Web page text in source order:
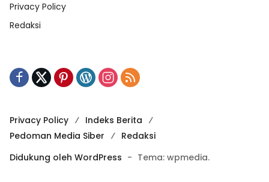
Privacy Policy
Redaksi
Privacy Policy
Indeks Berita
Pedoman Media Siber
Redaksi
Didukung oleh WordPress - Tema: wpmedia.